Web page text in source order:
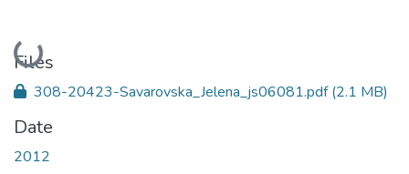
Loading...
Files
308-20423-Savarovska_Jelena_js06081.pdf(2.1 MB)
Date
2012